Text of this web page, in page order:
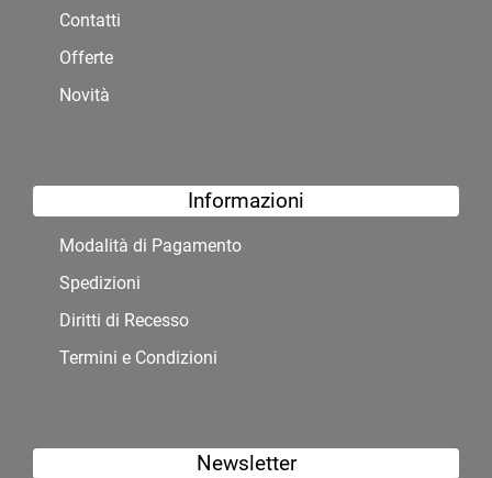
Contatti
Offerte
Novità
Informazioni
Modalità di Pagamento
Spedizioni
Diritti di Recesso
Termini e Condizioni
Newsletter